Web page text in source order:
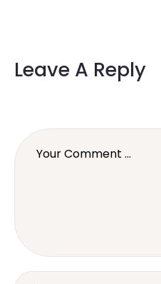
Leave A Reply